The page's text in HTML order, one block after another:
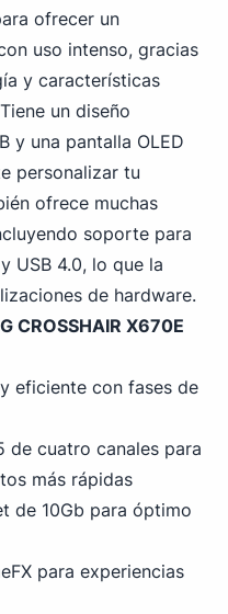
ofrecer un
uso intenso, gracias
y características
un diseño
y una pantalla OLED
personalizar tu
ofrece muchas
soporte para
USB 4.0, lo que la
de hardware.
CROSSHAIR X670E
eficiente con fases de
de cuatro canales para
más rápidas
de 10Gb para óptimo
para experiencias